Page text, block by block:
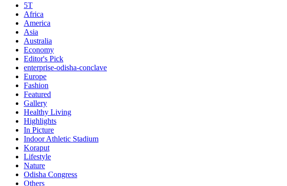
5T
Africa
America
Asia
Australia
Economy
Editor's Pick
enterprise-odisha-conclave
Europe
Fashion
Featured
Gallery
Healthy Living
Highlights
In Picture
Indoor Athletic Stadium
Koraput
Lifestyle
Nature
Odisha Congress
Others